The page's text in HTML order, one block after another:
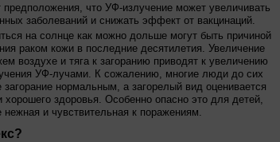
что УФ-излучение может увеличивать
заболеваний и снижать эффект от вакцинаций.
на солнце как можно дольше могут быть причиной
раком кожи в последние десятилетия. Увеличение
воздухе и тяга к загоранию приводят к увеличению
УФ-лучами. К сожалению, многие люди до сих
нормальным, а загорелый вид оценивается
хорошего здоровья. Особенно опасно это для детей,
нежная и чувствительная к поражениям.